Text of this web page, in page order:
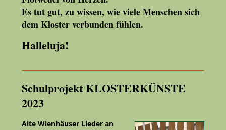
Es tut gut, zu wissen, wie viele Menschen sich
dem Kloster verbunden fühlen.
Halleluja!
Schulprojekt KLOSTERKÜNSTE
2023
Alte Wienhäuser Lieder an